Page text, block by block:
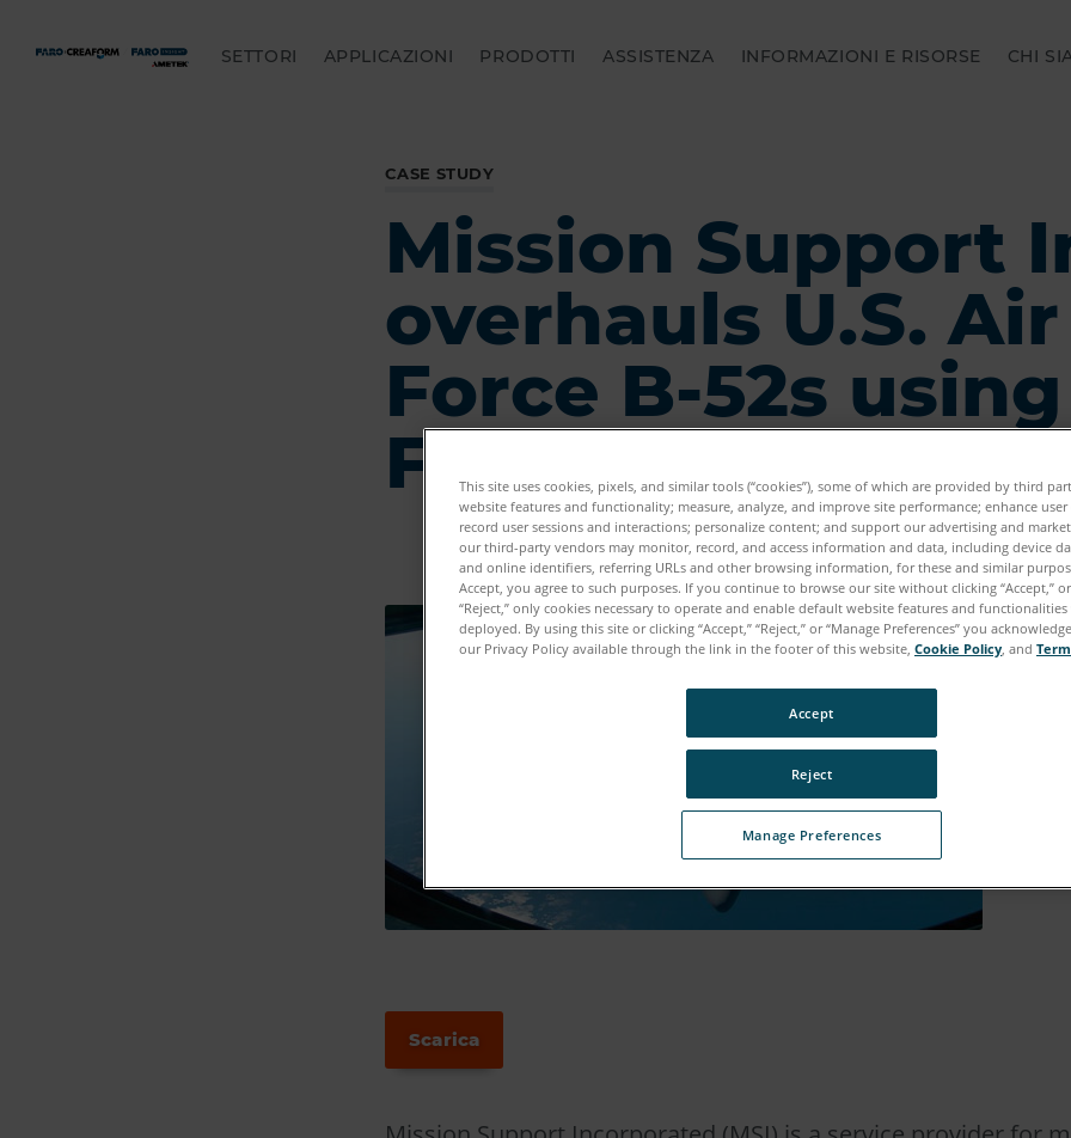
SETTORI APPLICAZIONI PRODOTTI ASSISTENZA INFORMAZIONI E RISORSE CHI
CASE STUDY
Mission Support
overhauls U.S. Air
Force B-52s
FaroArm
Scarica
This site uses cookies, pixels, and similar tools (“cookies”), some of which are provided by third
website features and functionality; measure, analyze, and improve site performance; enhance user
record user sessions and interactions; personalize content; and support our advertising and
our third-party vendors may monitor, record, and access information and data, including device
and online identifiers, referring URLs and other browsing information, for these and similar
Accept, you agree to such purposes. If you continue to browse our site without clicking “Accept,”
“Reject,” only cookies necessary to operate and enable default website features and
deployed. By using this site or clicking “Accept,” “Reject,” or “Manage Preferences” you
our Privacy Policy available through the link in the footer of this website, Cookie Policy, and
Manage Preferences
Reject
Accept